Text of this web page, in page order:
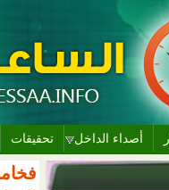
أصداء الداخل تحقيقات